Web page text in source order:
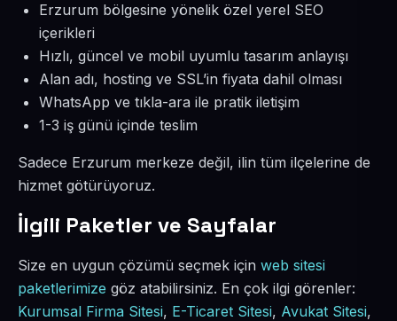
Erzurum bölgesine yönelik özel yerel SEO
içerikleri
Hızlı, güncel ve mobil uyumlu tasarım anlayışı
Alan adı, hosting ve SSL’in fiyata dahil olması
WhatsApp ve tıkla-ara ile pratik iletişim
1-3 iş günü içinde teslim
Sadece Erzurum merkeze değil, ilin tüm ilçelerine de
hizmet götürüyoruz.
İlgili Paketler ve Sayfalar
Size en uygun çözümü seçmek için web sitesi
paketlerimize göz atabilirsiniz. En çok ilgi görenler:
Kurumsal Firma Sitesi, E-Ticaret Sitesi, Avukat Sitesi,